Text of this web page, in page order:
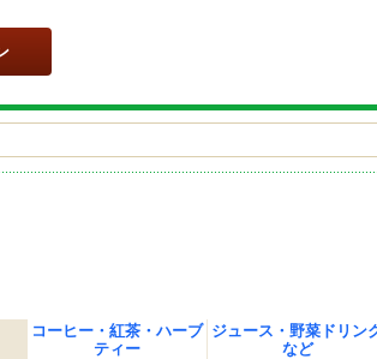
コーヒー・紅茶・ハーブ
ティー
ジュース・野菜ドリン
など